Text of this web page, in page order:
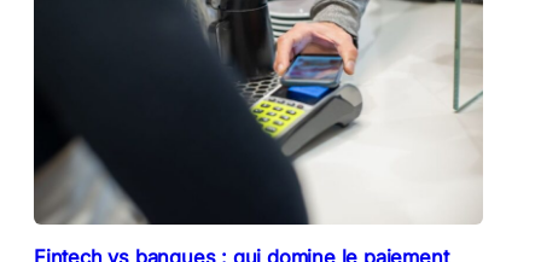
Fintech vs banques : qui domine le paiement